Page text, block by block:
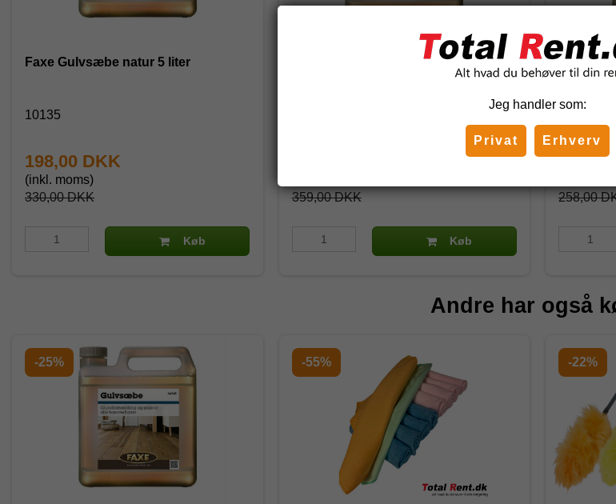
Faxe Gulvsæbe natur 5 liter
10135
330,00 DKK
198,00 DKK
(inkl. moms)
Køb
Faxe Oliepleje natur 2,5 liter
359,00 DKK
Køb
Faxe
258,00
193,50
Andre har også
-25% -55% -22%
Jeg handler som:
Privat Erhverv